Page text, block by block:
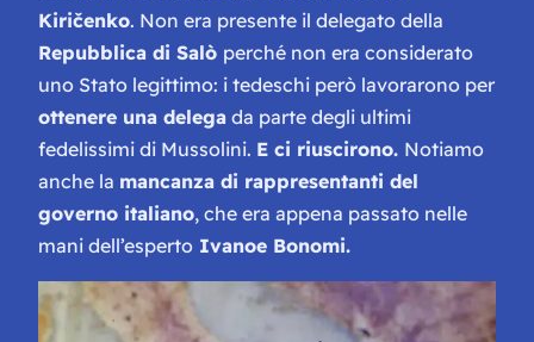
Kiričenko. Non era presente il delegato della
Repubblica di Salò perché non era considerato
uno Stato legittimo: i tedeschi però lavorarono per
ottenere una delega da parte degli ultimi
fedelissimi di Mussolini. E ci riuscirono. Notiamo
anche la mancanza di rappresentanti del
governo italiano, che era appena passato nelle
mani dell’esperto Ivanoe Bonomi.